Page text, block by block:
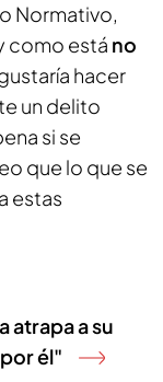
Normativo,
como está no
hacer
un delito
si se
que lo que se
a estas
atrapa a su
él"